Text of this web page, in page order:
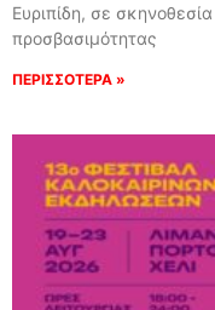
Ευριπίδη, σε
προσβασιμότητας
ΠΕΡΙΣΣΟΤΕΡΑ »